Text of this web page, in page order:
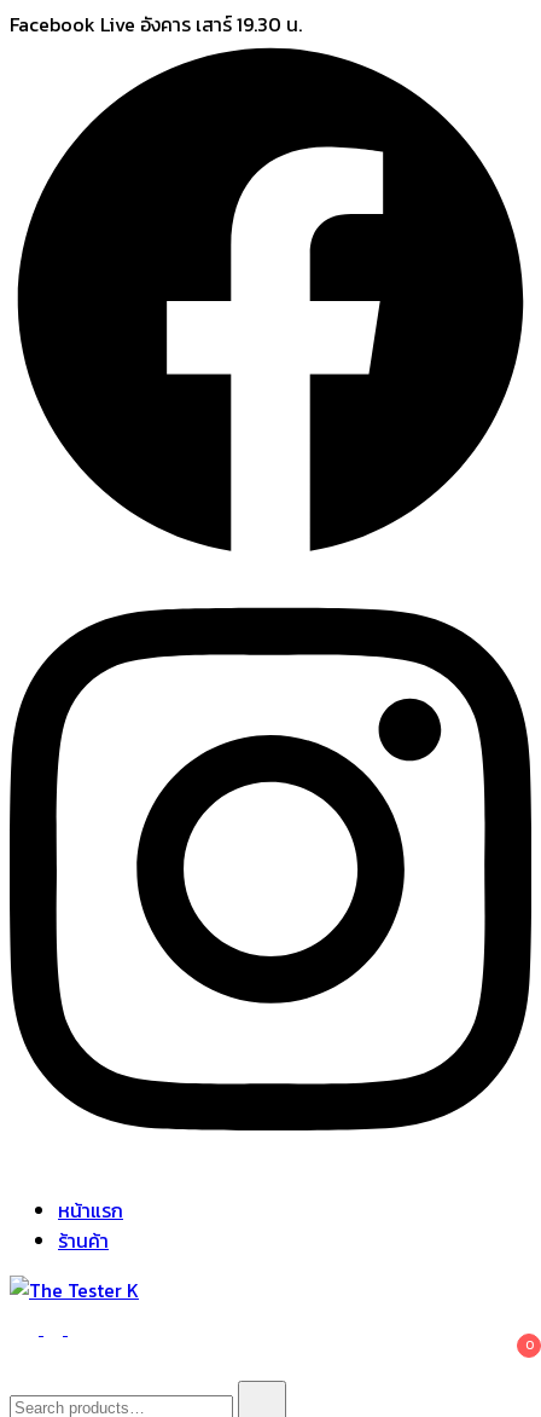
Skip
Facebook Live อังคาร เสาร์ 19.30 น.
หน้าแรก
ร้านค้า
The Tester K
Korean cosmetics 0
Search